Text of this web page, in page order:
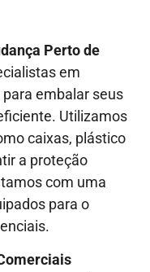
Perto de
em
embalar seus
Utilizamos
caixas, plástico
a proteção
com uma
para o